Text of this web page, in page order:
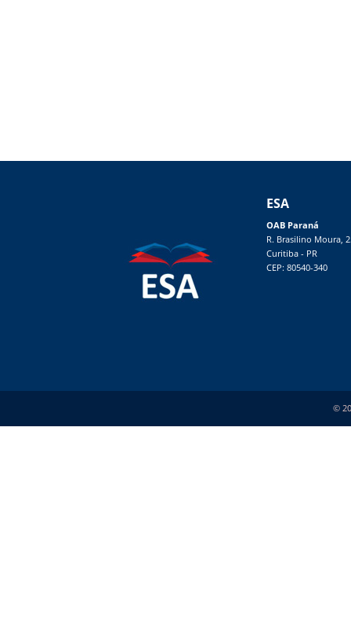
ESA
OAB Paraná
R. Brasilino Moura,
Curitiba - PR
CEP: 80540-340
©